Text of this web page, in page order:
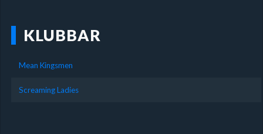
KLUBBAR
Mean Kingsmen
Screaming Ladies